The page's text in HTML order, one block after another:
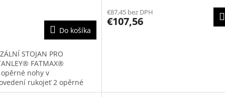
Do košíka
STOJAN PRO
FATMAX®
nohy v
rukojeť 2 opěrné
produktu
je
€87,45 bez DPH
€107,56